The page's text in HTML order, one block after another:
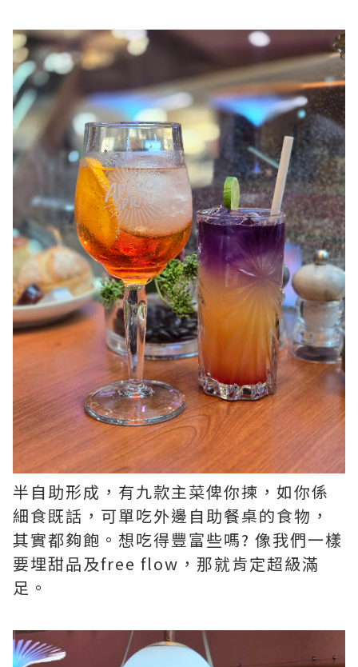
半自助形成，有九款主菜俾你揀，如你係
細食既話，可單吃外邊自助餐桌的食物，
其實都夠飽。想吃得豐富些嗎? 像我們一樣
要埋甜品及free flow，那就肯定超級滿
足。